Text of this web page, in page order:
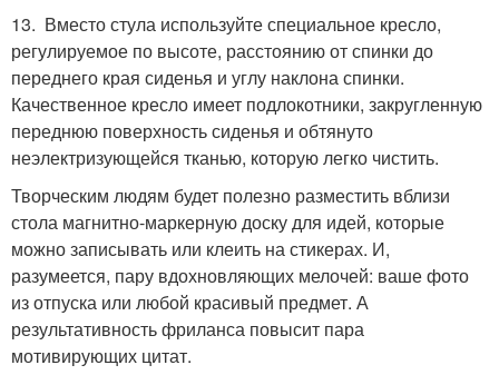
13. Вместо стула используйте специальное кресло,
регулируемое по высоте, расстоянию от спинки до
переднего края сиденья и углу наклона спинки.
Качественное кресло имеет подлокотники, закругленную
переднюю поверхность сиденья и обтянуто
неэлектризующейся тканью, которую легко чистить.
Творческим людям будет полезно разместить вблизи
стола магнитно-маркерную доску для идей, которые
можно записывать или клеить на стикерах. И,
разумеется, пару вдохновляющих мелочей: ваше фото
из отпуска или любой красивый предмет. А
результативность фриланса повысит пара
мотивирующих цитат.